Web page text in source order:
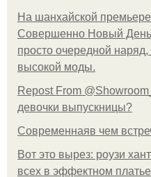
На шанхайской
Совершенно Новый
просто очередной
высокой моды.
Repost From
девочки выпускницы?
Современнаяв чем
Вот это вырез: роузи
всех в эффектном